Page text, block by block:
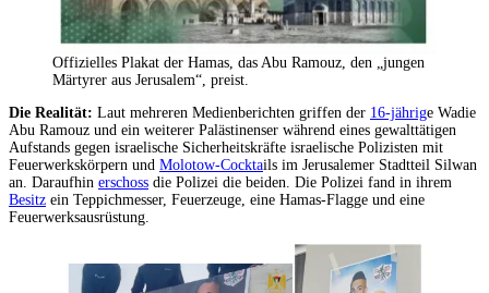
Offizielles Plakat der Hamas, das Abu Ramouz, den „jungen
Märtyrer aus Jerusalem“, preist.
Die Realität: Laut mehreren Medienberichten griffen der 16-jährige Wadie
Abu Ramouz und ein weiterer Palästinenser während eines gewalttätigen
Aufstands gegen israelische Sicherheitskräfte israelische Polizisten mit
Feuerwerkskörpern und Molotow-Cocktails im Jerusalemer Stadtteil Silwan
an. Daraufhin erschoss die Polizei die beiden. Die Polizei fand in ihrem
Besitz ein Teppichmesser, Feuerzeuge, eine Hamas-Flagge und eine
Feuerwerksausrüstung.